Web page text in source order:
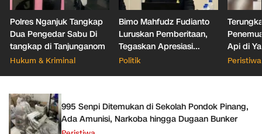
Polres Nganjuk Tangkap
Dua Pengedar Sabu Di
tangkap di Tanjunganom
Hukum & Kriminal
Bimo Mahfudz Fudianto
Luruskan Pemberitaan,
Tegaskan Apresiasi
terhadap Kinerja Camat
Politik
Api di
Jaksel
Peristiwa
995 Senpi Ditemukan di Sekolah Pondok Pinang,
Ada Amunisi, Narkoba hingga Dugaan Bunker